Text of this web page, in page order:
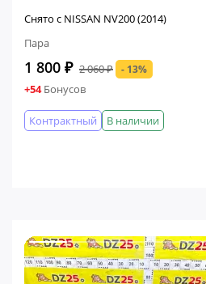
Снято с NISSAN NV200 (2014)
Пара
1 800 ₽ 2 060 ₽ - 13%
+54Бонусов
В наличии
Контрактный